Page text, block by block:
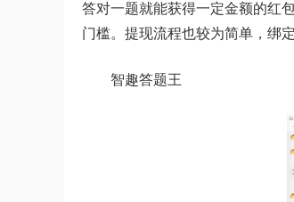
答对一题就能获得一定金额的红
门槛。提现流程也较为简单，绑
智趣答题王